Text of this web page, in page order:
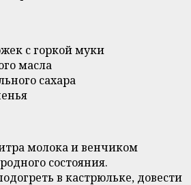
с горкой муки
масла
сахара
молока и венчиком
состояния.
в кастрюльке, довести